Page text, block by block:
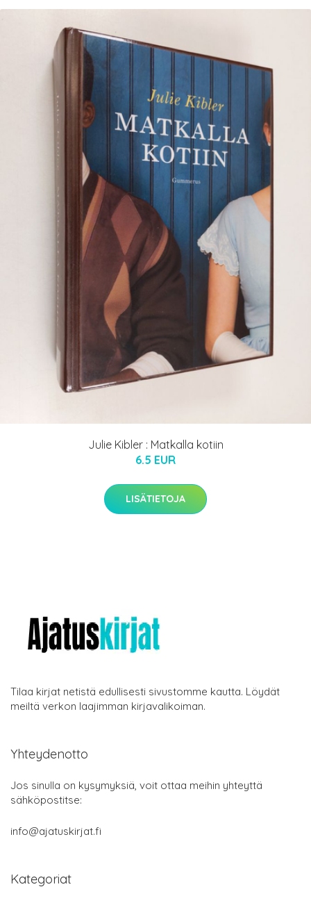
Julie Kibler : Matkalla kotiin
6.5 EUR
LISÄTIETOJA
Tilaa kirjat netistä edullisesti sivustomme kautta. Löydät
meiltä verkon laajimman kirjavalikoiman.
Yhteydenotto
Jos sinulla on kysymyksiä, voit ottaa meihin yhteyttä
sähköpostitse:
info@ajatuskirjat.fi
Kategoriat